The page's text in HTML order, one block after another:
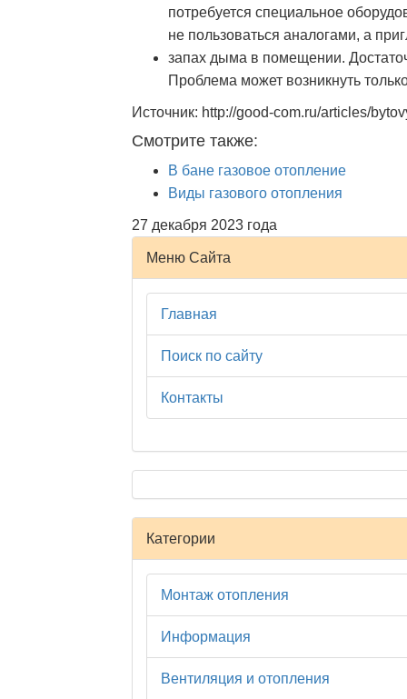
потребуется специальное
не пользоваться аналогами, а
запах дыма в помещении.
Проблема может возникнуть
Источник: http://good-com.ru/articles/
Смотрите также:
В бане газовое отопление
Виды газового отопления
27 декабря 2023 года
Меню Сайта
Главная
Поиск по сайту
Контакты
Категории
Монтаж отопления
Информация
Вентиляция и отопления